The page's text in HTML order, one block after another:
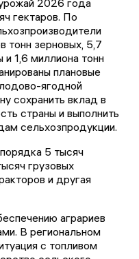
2026 года
гектаров. По
тонн зерновых, 5,7
и 1,6 миллиона тонн
плановые
ягодной
сохранить вклад в
страны и выполнить
сельхозпродукции.
5 тысяч
грузовых
и другая
аграриев
В региональном
с топливом